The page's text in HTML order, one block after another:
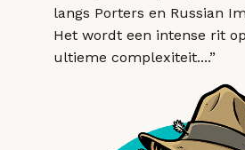
langs Porters en Russian
Het wordt een intense rit
ultieme complexiteit....”